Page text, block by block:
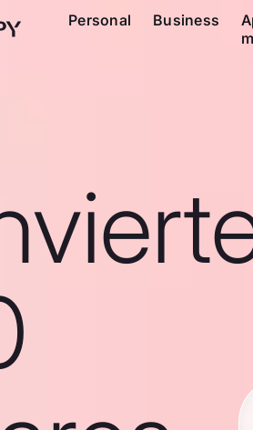
Personal Business